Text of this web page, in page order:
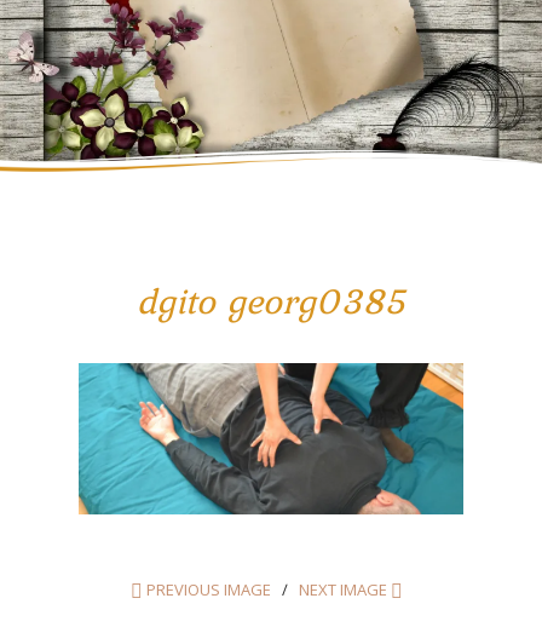
dgito georg0385
PREVIOUS IMAGE NEXT IMAGE